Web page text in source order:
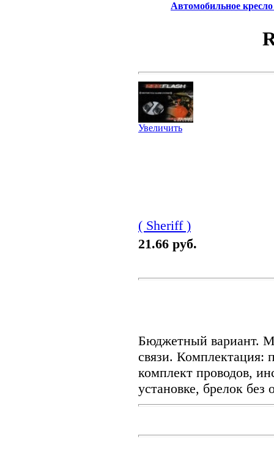
Автомобильное кресло
Увеличить
( Sheriff )
21.66 руб.
Бюджетный вариант.
связи. Комплектация:
комплект проводов,
установке, брелок без